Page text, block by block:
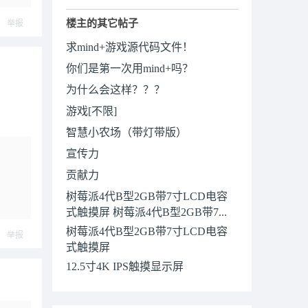
举报
举报
楼主的其它帖子
求mind+游戏源代码文件！
你们是第一次用mind+吗？
为什么会这样？？？
游戏[不限]
智慧小农场（带灯带版）
宣传力
贡献力
树莓派4代B型2GB带7寸LCD电容
式触摸屏 树莓派4代B型2GB带7...
树莓派4代B型2GB带7寸LCD电容
式触摸屏
12.5寸4K IPS触摸显示屏